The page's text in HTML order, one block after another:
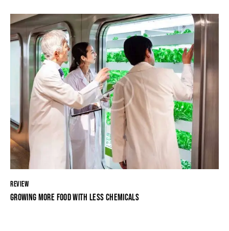
REVIEW
GROWING MORE FOOD WITH LESS CHEMICALS